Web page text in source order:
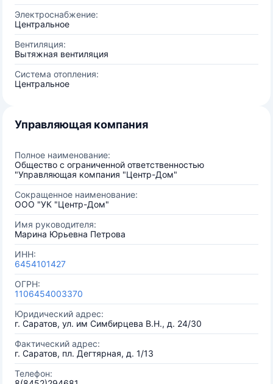
Электроснабжение:
Центральное
Вентиляция:
Вытяжная вентиляция
Система отопления:
Центральное
Управляющая компания
Полное наименование:
Общество с ограниченной ответственностью
"Управляющая компания "Центр-Дом"
Сокращенное наименование:
ООО "УК "Центр-Дом"
Имя руководителя:
Марина Юрьевна Петрова
ИНН:
6454101427
ОГРН:
1106454003370
Юридический адрес:
г. Саратов, ул. им Симбирцева В.Н., д. 24/30
Фактический адрес:
г. Саратов, пл. Дегтярная, д. 1/13
Телефон: